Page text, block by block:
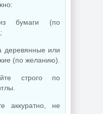
из бумаги (по
деревянные или
(по желанию).
строго по
аккуратно, не